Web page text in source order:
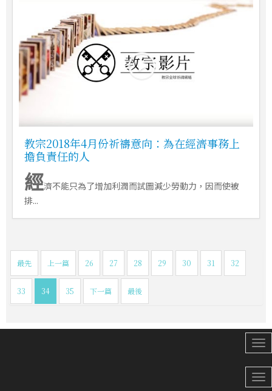
教宗2018年4月份祈禱意向：為在經濟事務上
擔負責任的人
經濟不能只為了增加利潤而試圖減少勞動力，因而使被
排...
最先 上一篇 26 27 28 29 30 31 32
33 34 35 下一篇 最後